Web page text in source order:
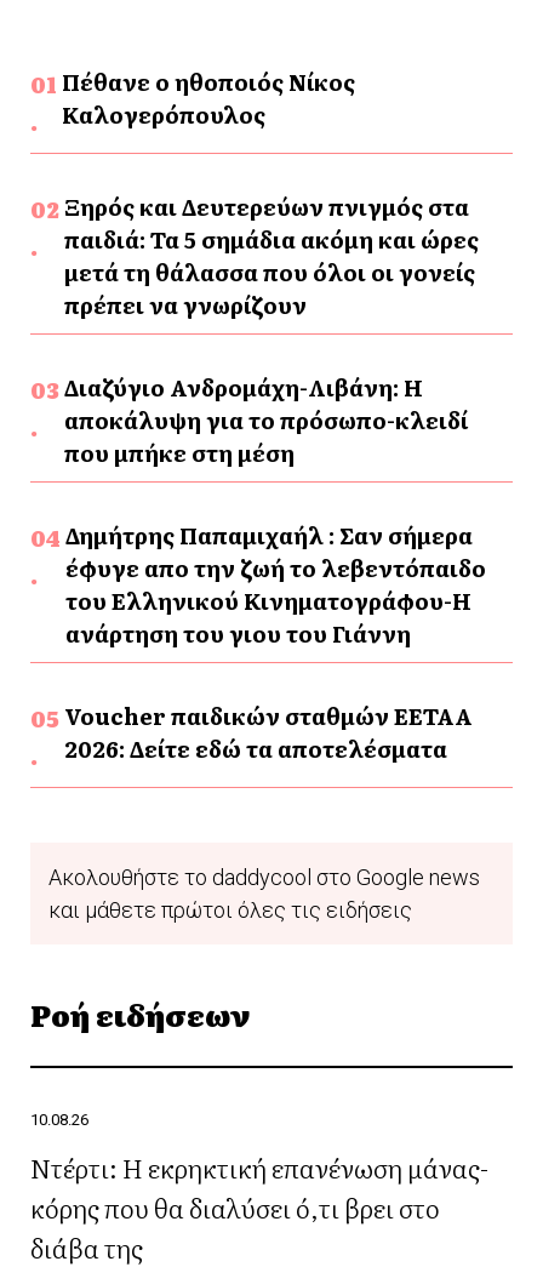
Πέθανε ο ηθοποιός Νίκος
Καλογερόπουλος
Ξηρός και Δευτερεύων πνιγμός στα
παιδιά: Τα 5 σημάδια ακόμη και ώρες
μετά τη θάλασσα που όλοι οι γονείς
πρέπει να γνωρίζουν
Διαζύγιο Ανδρομάχη-Λιβάνη: Η
αποκάλυψη για το πρόσωπο-κλειδί
που μπήκε στη μέση
Δημήτρης Παπαμιχαήλ : Σαν σήμερα
έφυγε απο την ζωή το λεβεντόπαιδο
του Ελληνικού Κινηματογράφου-Η
ανάρτηση του γιου του Γιάννη
Voucher παιδικών σταθμών ΕΕΤΑΑ
2026: Δείτε εδώ τα αποτελέσματα
Ακολουθήστε το daddycool στο Google news
και μάθετε πρώτοι όλες τις ειδήσεις
Ροή ειδήσεων
10.08.26
Ντέρτι: Η εκρηκτική επανένωση μάνας-
κόρης που θα διαλύσει ό,τι βρει στο
διάβα της